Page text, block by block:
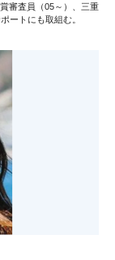
審査員（05～）、三重
ートにも取組む。